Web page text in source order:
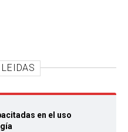
en el uso